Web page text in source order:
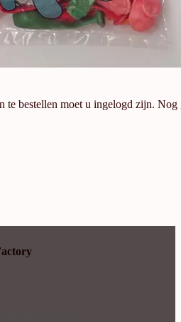
te bestellen moet u ingelogd zijn. Nog